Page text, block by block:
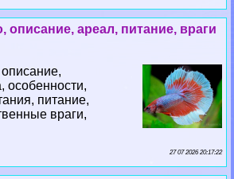
описание, ареал, питание, враги
особенности,
питание,
враги,
27 07 2026 20:17:22